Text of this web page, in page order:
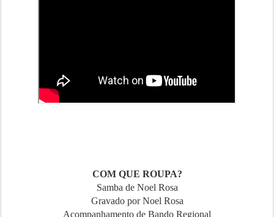
COM QUE ROUPA?
Samba de Noel Rosa
Gravado por Noel Rosa
Acompanhamento de Bando Regional